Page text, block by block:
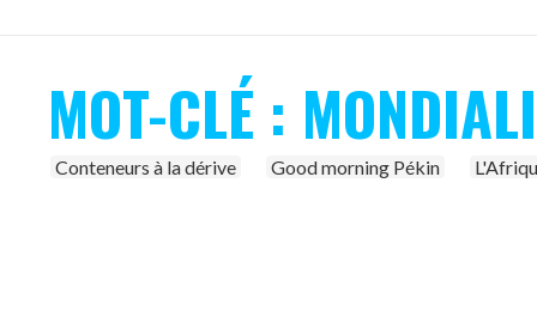
MOT-CLÉ :
Conteneurs à la dérive Good morning Pékin